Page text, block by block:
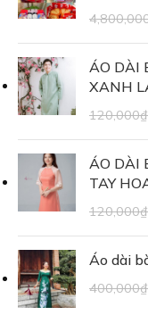
ÁO DÀI
XANH
120,000₫
ÁO DÀI
TAY
120,000₫
Áo dài
400,000₫